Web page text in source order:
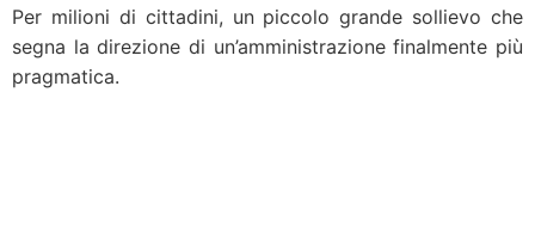
Per milioni di cittadini, un piccolo grande sollievo che
segna la direzione di un’amministrazione finalmente più
pragmatica.